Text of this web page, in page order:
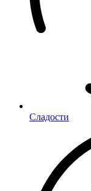
Сладости